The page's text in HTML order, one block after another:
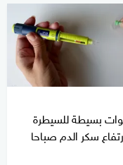
بسيطة للسيطرة
سكر الدم صباحا